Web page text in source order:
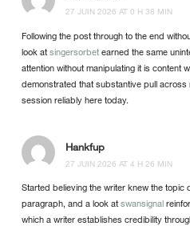
27 JUIN 2026 AT 0 H 38 MIN
Following the post through to the end
look atsingersorbetearned the same
attention without manipulating it is content
demonstrated that substantive pull across
session reliably here today.
Hankfup
27 JUIN 2026 AT 4 H 26 MIN
Started believing the writer knew the topic
paragraph, and a look atswansignal
which a writer establishes credibility